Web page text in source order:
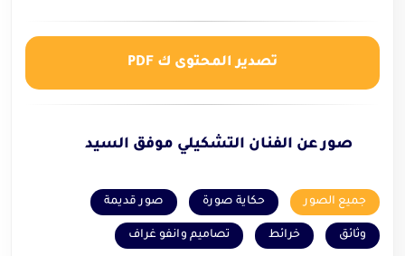
تصدير المحتوى ك PDF
صور عن الفنان التشكيلي موفق السيد
جميع الصور حكاية صورة صور قديمة
وثائق خرائط تصاميم وانفو غراف